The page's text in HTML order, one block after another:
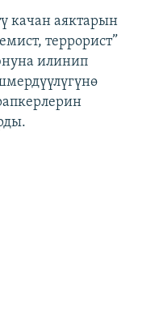
качан аяктарын
террорист”
илинип